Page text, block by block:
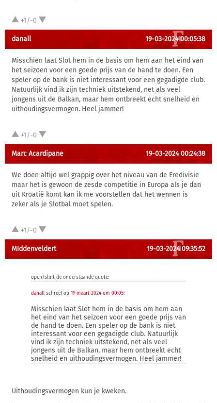
+1/-0
danall 19-03-2024 00:05:38
Misschien laat Slot hem in de basis om hem aan het eind van
het seizoen voor een goede prijs van de hand te doen. Een
speler op de bank is niet interessant voor een gegadigde club.
Natuurlijk vind ik zijn techniek uitstekend, net als veel
jongens uit de Balkan, maar hem ontbreekt echt snelheid en
uithoudingsvermogen. Heel jammer!
+1/-0
Marc Acardipane 19-03-2024 00:24:38
We doen altijd wel grappig over het niveau van de Eredivisie
maar het is gewoon de zesde competitie in Europa als je dan
uit Kroatië komt kan ik me voorstellen dat het wennen is
zeker als je Slotbal moet spelen.
+1/-0
MIddenveldert 19-03-2024 09:35:52
open/sluit de onderstaande quote:
danall schreef op 19 maart 2024 om 00:05:
Misschien laat Slot hem in de basis om hem aan
het eind van het seizoen voor een goede prijs van
de hand te doen. Een speler op de bank is niet
interessant voor een gegadigde club. Natuurlijk
vind ik zijn techniek uitstekend, net als veel
jongens uit de Balkan, maar hem ontbreekt echt
snelheid en uithoudingsvermogen. Heel jammer!
Uithoudingsvermogen kun je kweken.